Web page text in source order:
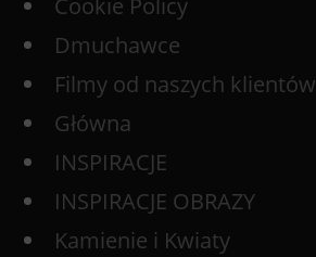
Cookie Policy
Dmuchawce
Filmy od naszych klientów
Główna
INSPIRACJE
INSPIRACJE OBRAZY
Kamienie i Kwiaty